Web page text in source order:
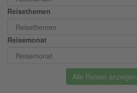
Reisethemen
Reisemonat
Alle Reisen anzeigen